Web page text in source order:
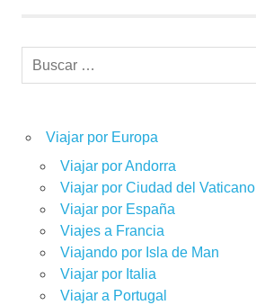
Buscar:
Viajar por Europa
Viajar por Andorra
Viajar por Ciudad del Vaticano
Viajar por España
Viajes a Francia
Viajando por Isla de Man
Viajar por Italia
Viajar a Portugal